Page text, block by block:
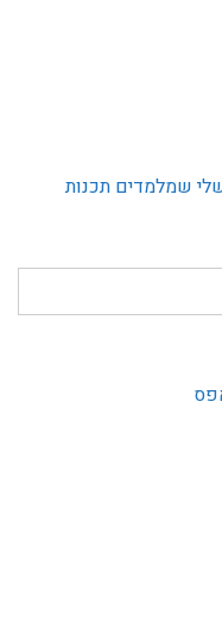
שמלמדים תכנות